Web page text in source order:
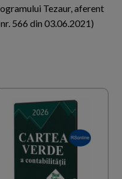
Tezaur, aferent
566 din 03.06.2021)